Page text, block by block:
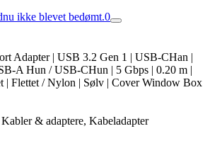
ikke blevet bedømt.0
Adapter | USB 3.2 Gen 1 | USB-CHan |
A Hun / USB-CHun | 5 Gbps | 0.20 m |
| Flettet / Nylon | Sølv | Cover Window Box
& adaptere, Kabeladapter